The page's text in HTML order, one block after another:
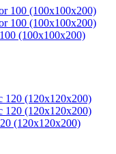
(100х100х200)
(120х120х200)